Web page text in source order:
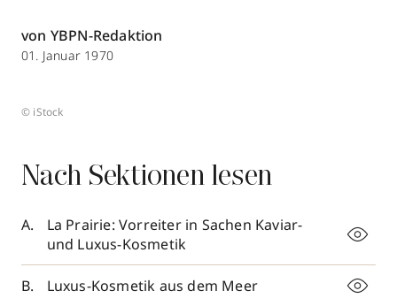
von YBPN-Redaktion
01. Januar 1970
© iStock
Nach Sektionen lesen
La Prairie: Vorreiter in Sachen Kaviar-
und Luxus-Kosmetik
Luxus-Kosmetik aus dem Meer